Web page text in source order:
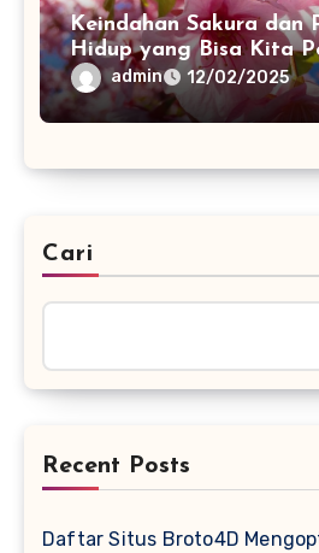
Keindahan Sakura dan
Hidup yang Bisa Kita
admin 12/02/2025
Cari
Recent Posts
Daftar Situs Broto4D